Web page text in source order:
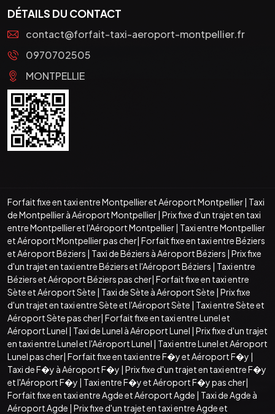
DÉTAILS DU CONTACT
contact@forfait-taxi-aeroport-montpellier.fr
0970702505
MONTPELLIE
Forfait fixe en taxi entre Montpellier et Aéroport Montpellier| Taxi
de Montpellier à Aéroport Montpellier| Prix fixe d'un trajet en taxi
entre Montpellier et l'Aéroport Montpellier| Taxi entre Montpellier
et Aéroport Montpellier pas cher| Forfait fixe en taxi entre Béziers
et Aéroport Béziers | Taxi de Béziers à Aéroport Béziers | Prix fixe
d'un trajet en taxi entre Béziers et l'Aéroport Béziers | Taxi entre
Béziers et Aéroport Béziers pas cher| Forfait fixe en taxi entre
Sète et Aéroport Sète | Taxi de Sète à Aéroport Sète | Prix fixe
d'un trajet en taxi entre Sète et l'Aéroport Sète | Taxi entre Sète et
Aéroport Sète pas cher| Forfait fixe en taxi entre Lunel et
Aéroport Lunel | Taxi de Lunel à Aéroport Lunel | Prix fixe d'un trajet
en taxi entre Lunel et l'Aéroport Lunel | Taxi entre Lunel et Aéroport
Lunel pas cher| Forfait fixe en taxi entre F�y et Aéroport F�y |
Taxi de F�y à Aéroport F�y | Prix fixe d'un trajet en taxi entre F�y
et l'Aéroport F�y | Taxi entre F�y et Aéroport F�y pas cher|
Forfait fixe en taxi entre Agde et Aéroport Agde | Taxi de Agde à
Aéroport Agde | Prix fixe d'un trajet en taxi entre Agde et